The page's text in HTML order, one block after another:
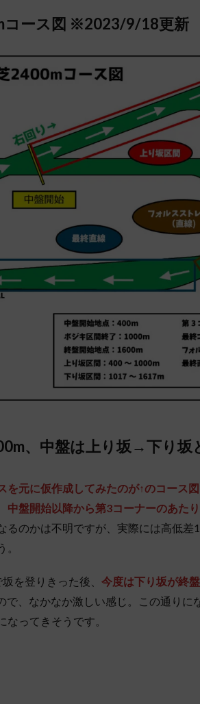
コース図 ※2023/9/18更新
、中盤は上り坂→下り坂
を元に仮作成してみたのが↑のコース図
中盤開始以降から第3コーナーのあた
るのかは不明ですが、実際には高低差
を登りきった後、 今度は下り坂が終
で、なかなか激しい感じ。この通りに
なってきそうです。